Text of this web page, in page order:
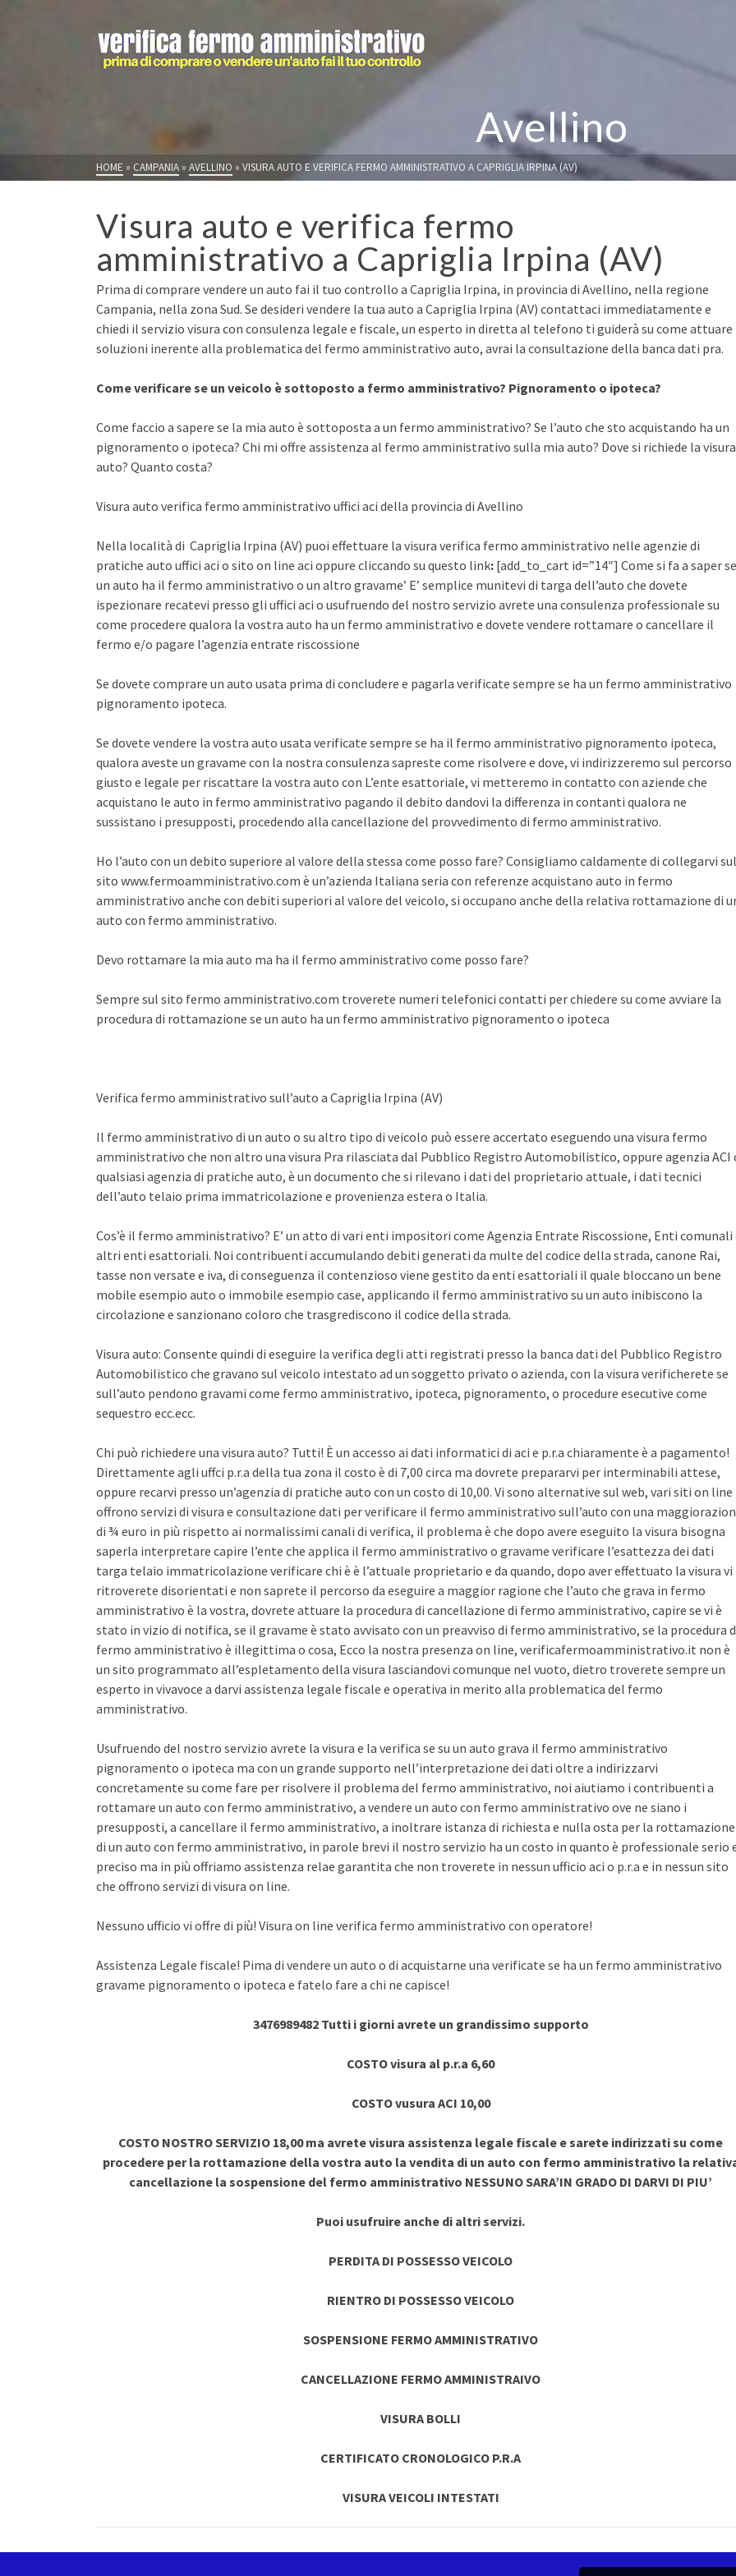
Avellino
HOME » CAMPANIA » AVELLINO » VISURA AUTO E VERIFICA FERMO AMMINISTRATIVO A CAPRIGLIA IRPINA (AV)
Visura auto e verifica fermo
amministrativo a Capriglia Irpina (AV)
Prima di comprare vendere un auto fai il tuo controllo a Capriglia Irpina, in provincia di Avellino, nella regione
Campania, nella zona Sud. Se desideri vendere la tua auto a Capriglia Irpina (AV) contattaci immediatamente e
chiedi il servizio visura con consulenza legale e fiscale, un esperto in diretta al telefono ti guiderà su come attuare
soluzioni inerente alla problematica del fermo amministrativo auto, avrai la consultazione della banca dati pra.
Come verificare se un veicolo è sottoposto a fermo amministrativo? Pignoramento o ipoteca?
Come faccio a sapere se la mia auto è sottoposta a un fermo amministrativo? Se l’auto che sto acquistando ha un
pignoramento o ipoteca? Chi mi offre assistenza al fermo amministrativo sulla mia auto? Dove si richiede la visura
auto? Quanto costa?
Visura auto verifica fermo amministrativo uffici aci della provincia di Avellino
Nella località di Capriglia Irpina (AV) puoi effettuare la visura verifica fermo amministrativo nelle agenzie di
pratiche auto uffici aci o sito on line aci oppure cliccando su questo link: [add_to_cart id=”14″] Come si fa a saper se
un auto ha il fermo amministrativo o un altro gravame’ E’ semplice munitevi di targa dell’auto che dovete
ispezionare recatevi presso gli uffici aci o usufruendo del nostro servizio avrete una consulenza professionale su
come procedere qualora la vostra auto ha un fermo amministrativo e dovete vendere rottamare o cancellare il
fermo e/o pagare l’agenzia entrate riscossione
Se dovete comprare un auto usata prima di concludere e pagarla verificate sempre se ha un fermo amministrativo
pignoramento ipoteca.
Se dovete vendere la vostra auto usata verificate sempre se ha il fermo amministrativo pignoramento ipoteca,
qualora aveste un gravame con la nostra consulenza sapreste come risolvere e dove, vi indirizzeremo sul percorso
giusto e legale per riscattare la vostra auto con L’ente esattoriale, vi metteremo in contatto con aziende che
acquistano le auto in fermo amministrativo pagando il debito dandovi la differenza in contanti qualora ne
sussistano i presupposti, procedendo alla cancellazione del provvedimento di fermo amministrativo.
Ho l’auto con un debito superiore al valore della stessa come posso fare? Consigliamo caldamente di collegarvi sul
sito www.fermoamministrativo.com è un’azienda Italiana seria con referenze acquistano auto in fermo
amministrativo anche con debiti superiori al valore del veicolo, si occupano anche della relativa rottamazione di
auto con fermo amministrativo.
Devo rottamare la mia auto ma ha il fermo amministrativo come posso fare?
Sempre sul sito fermo amministrativo.com troverete numeri telefonici contatti per chiedere su come avviare la
procedura di rottamazione se un auto ha un fermo amministrativo pignoramento o ipoteca
Verifica fermo amministrativo sull’auto a Capriglia Irpina (AV)
Il fermo amministrativo di un auto o su altro tipo di veicolo può essere accertato eseguendo una visura fermo
amministrativo che non altro una visura Pra rilasciata dal Pubblico Registro Automobilistico, oppure agenzia ACI
qualsiasi agenzia di pratiche auto, è un documento che si rilevano i dati del proprietario attuale, i dati tecnici
dell’auto telaio prima immatricolazione e provenienza estera o Italia.
Cos’è il fermo amministrativo? E’ un atto di vari enti impositori come Agenzia Entrate Riscossione, Enti comunali
altri enti esattoriali. Noi contribuenti accumulando debiti generati da multe del codice della strada, canone Rai,
tasse non versate e iva, di conseguenza il contenzioso viene gestito da enti esattoriali il quale bloccano un bene
mobile esempio auto o immobile esempio case, applicando il fermo amministrativo su un auto inibiscono la
circolazione e sanzionano coloro che trasgrediscono il codice della strada.
Visura auto: Consente quindi di eseguire la verifica degli atti registrati presso la banca dati del Pubblico Registro
Automobilistico che gravano sul veicolo intestato ad un soggetto privato o azienda, con la visura verificherete se
sull’auto pendono gravami come fermo amministrativo, ipoteca, pignoramento, o procedure esecutive come
sequestro ecc.ecc.
Chi può richiedere una visura auto? Tutti! È un accesso ai dati informatici di aci e p.r.a chiaramente è a pagamento!
Direttamente agli uffci p.r.a della tua zona il costo è di 7,00 circa ma dovrete prepararvi per interminabili attese,
oppure recarvi presso un’agenzia di pratiche auto con un costo di 10,00. Vi sono alternative sul web, vari siti on line
offrono servizi di visura e consultazione dati per verificare il fermo amministrativo sull’auto con una
di ¾ euro in più rispetto ai normalissimi canali di verifica, il problema è che dopo avere eseguito la visura bisogna
saperla interpretare capire l’ente che applica il fermo amministrativo o gravame verificare l’esattezza dei dati
targa telaio immatricolazione verificare chi è è l’attuale proprietario e da quando, dopo aver effettuato la visura vi
ritroverete disorientati e non saprete il percorso da eseguire a maggior ragione che l’auto che grava in fermo
amministrativo è la vostra, dovrete attuare la procedura di cancellazione di fermo amministrativo, capire se vi è
stato in vizio di notifica, se il gravame è stato avvisato con un preavviso di fermo amministrativo, se la procedura
fermo amministrativo è illegittima o cosa, Ecco la nostra presenza on line, verificafermoamministrativo.it non è
un sito programmato all’espletamento della visura lasciandovi comunque nel vuoto, dietro troverete sempre un
esperto in vivavoce a darvi assistenza legale fiscale e operativa in merito alla problematica del fermo
amministrativo.
Usufruendo del nostro servizio avrete la visura e la verifica se su un auto grava il fermo amministrativo
pignoramento o ipoteca ma con un grande supporto nell’interpretazione dei dati oltre a indirizzarvi
concretamente su come fare per risolvere il problema del fermo amministrativo, noi aiutiamo i contribuenti a
rottamare un auto con fermo amministrativo, a vendere un auto con fermo amministrativo ove ne siano i
presupposti, a cancellare il fermo amministrativo, a inoltrare istanza di richiesta e nulla osta per la rottamazione
di un auto con fermo amministrativo, in parole brevi il nostro servizio ha un costo in quanto è professionale serio
preciso ma in più offriamo assistenza relae garantita che non troverete in nessun ufficio aci o p.r.a e in nessun sito
che offrono servizi di visura on line.
Nessuno ufficio vi offre di più! Visura on line verifica fermo amministrativo con operatore!
Assistenza Legale fiscale! Pima di vendere un auto o di acquistarne una verificate se ha un fermo amministrativo
gravame pignoramento o ipoteca e fatelo fare a chi ne capisce!
3476989482 Tutti i giorni avrete un grandissimo supporto
COSTO visura al p.r.a 6,60
COSTO vusura ACI 10,00
COSTO NOSTRO SERVIZIO 18,00 ma avrete visura assistenza legale fiscale e sarete indirizzati su come
procedere per la rottamazione della vostra auto la vendita di un auto con fermo amministrativo la
cancellazione la sospensione del fermo amministrativo NESSUNO SARA’IN GRADO DI DARVI DI PIU’
Puoi usufruire anche di altri servizi.
PERDITA DI POSSESSO VEICOLO
RIENTRO DI POSSESSO VEICOLO
SOSPENSIONE FERMO AMMINISTRATIVO
CANCELLAZIONE FERMO AMMINISTRAIVO
VISURA BOLLI
CERTIFICATO CRONOLOGICO P.R.A
VISURA VEICOLI INTESTATI